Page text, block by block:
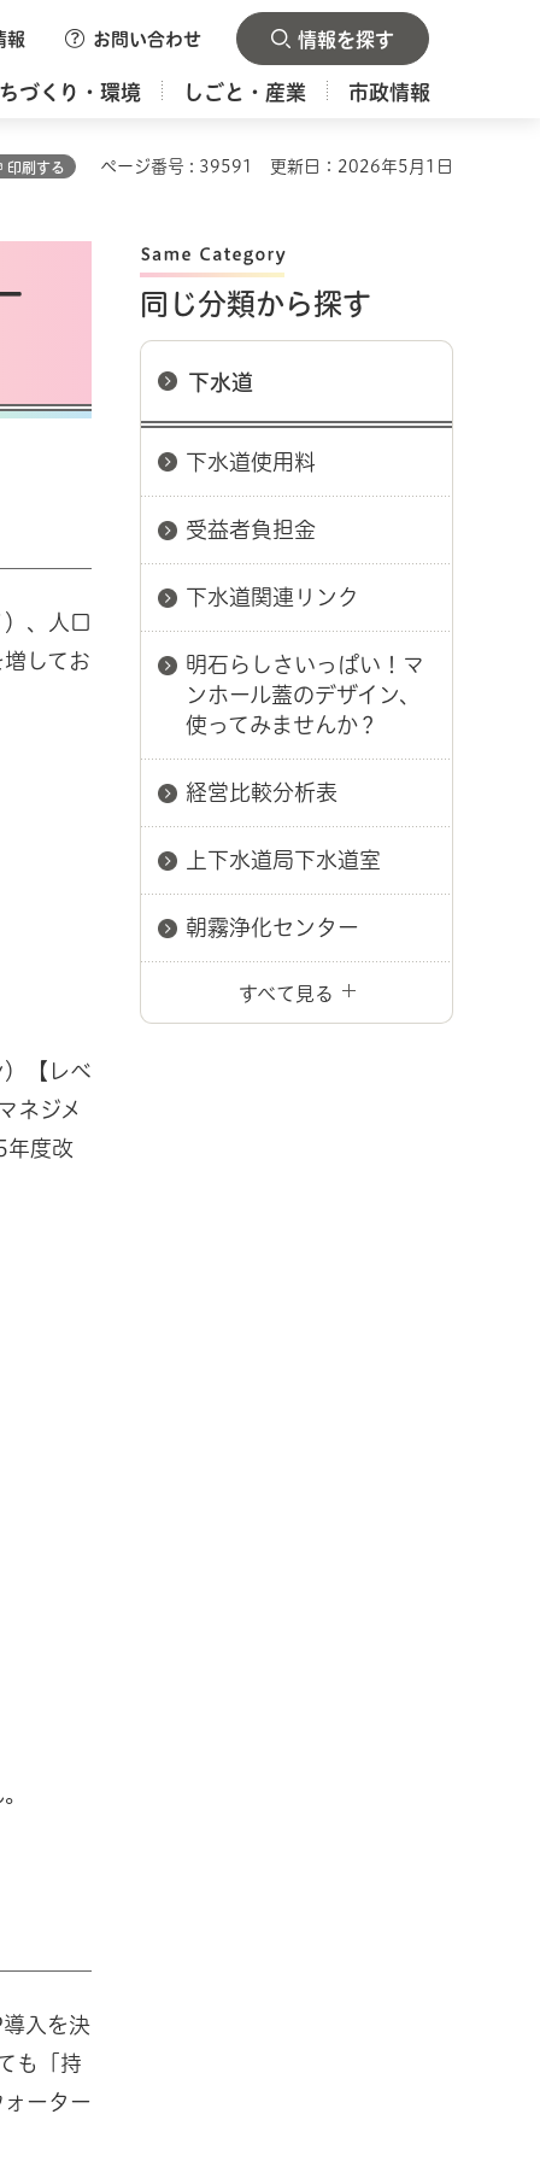
報 お問い合わせ 情報を探す
づくり・環境 しごと・産業 市政情報
印刷する ページ番号 : 39591 更新日：2026年5月1日
、人口
してお
【レベ
ネジメ
年度改
入を決
も「持
ーター
同じ分類から探す
下水道
下水道使用料
受益者負担金
下水道関連リンク
明石らしさいっぱい！マ
ンホール蓋のデザイン、
使ってみませんか？
経営比較分析表
上下水道局下水道室
朝霧浄化センター
すべて見る